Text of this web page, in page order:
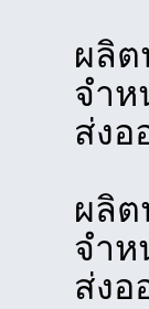
ผลิต
จำห
ส่งอ
ผลิต
จำห
ส่งอ